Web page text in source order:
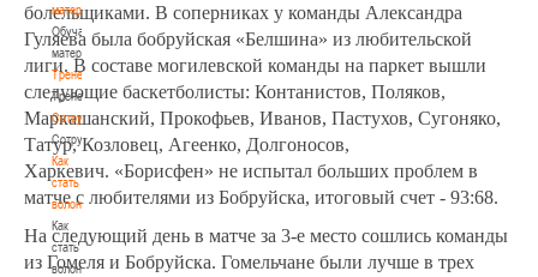
материалы
Обучающие
материалы
Тренерам
Тренерам
Сотрудничество
Сотрудничество
Как
стать
волонтером
Как
стать
волонтером
болельщиками. В соперниках у команды Александра
Гуляева была бобруйская «Белшина» из любительской
лиги. В составе могилевской команды на паркет вышли
следующие баскетболисты: Контанистов, Поляков,
Маркашанский, Прокофьев, Иванов, Пастухов, Сугоняко,
Татур, Козловец, Агеенко, Долгоносов,
Харкевич. «Борисфен» не испытал больших проблем в
матче с любителями из Бобруйска, итоговый счет - 93:68.
На следующий день в матче за 3-е место сошлись команды
из Гомеля и Бобруйска. Гомельчане были лучше в трех